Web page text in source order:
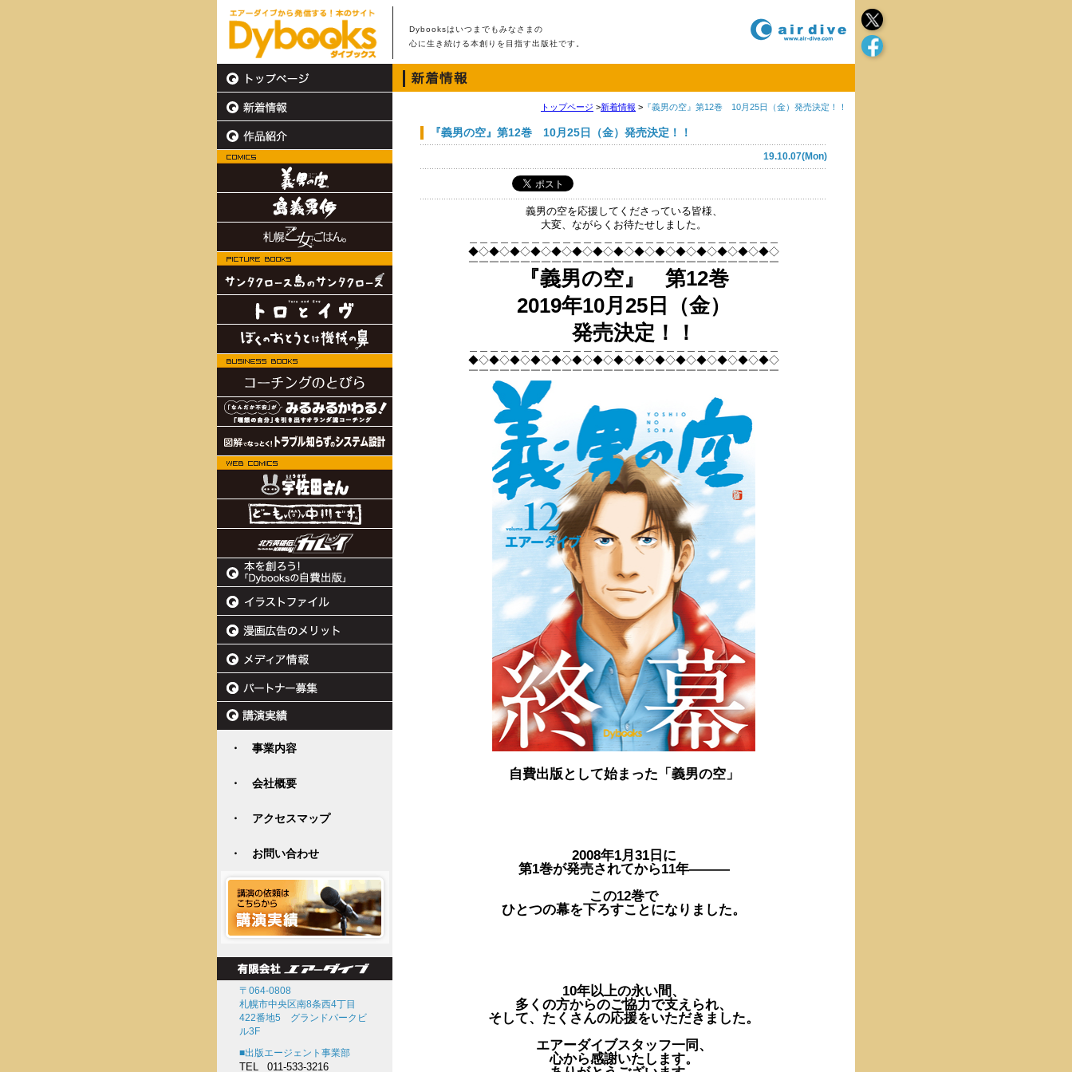
Dybooksはいつまでもみなさまの
心に生き続ける本創りを目指す出版社です。
・ 事業内容
・ 会社概要
・ アクセスマップ
・ お問い合わせ
〒064-0808
札幌市中央区南8条西4丁目
422番地5 グランドパークビ
ル3F
■出版エージェント事業部
TEL
011-533-3216
トップページ >新着情報 > 『義男の空』第12巻 10月25日（金）発売決定！！
『義男の空』第12巻 10月25日（金）発売決定！！
19.10.07(Mon)
義男の空を応援してくださっている皆様、
大変、ながらくお待たせしました。
◆◇◆◇◆◇◆◇◆◇◆◇◆◇◆◇◆◇◆◇◆◇◆◇◆◇◆◇◆◇
￣￣￣￣￣￣￣￣￣￣￣￣￣￣￣￣￣￣￣￣￣￣￣￣￣￣￣￣￣￣
『義男の空』
第12巻
2019年10月25日（金）
発売決定！！
＿＿＿＿＿＿＿＿＿＿＿＿＿＿＿＿＿＿＿＿＿＿＿＿＿＿＿＿＿＿
◆◇◆◇◆◇◆◇◆◇◆◇◆◇◆◇◆◇◆◇◆◇◆◇◆◇◆◇◆◇
￣￣￣￣￣￣￣￣￣￣￣￣￣￣￣￣￣￣￣￣￣￣￣￣￣￣￣￣￣￣
自費出版として始まった「義男の空」
2008年1月31日に
第1巻が発売されてから11年―――
この12巻で
ひとつの幕を下ろすことになりました。
10年以上の永い間、
多くの方からのご協力で支えられ、
そして、たくさんの応援をいただきました。
エアーダイブスタッフ一同、
心から感謝いたします。